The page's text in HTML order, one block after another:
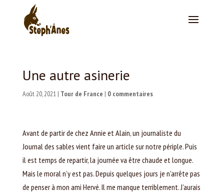
Une autre asinerie
Août 20, 2021| Tour de France | 0 commentaires
Avant de partir de chez Annie et Alain, un journaliste du
Journal des sables vient faire un article sur notre périple. Puis
il est temps de repartir, la journée va être chaude et longue.
Mais le moral n’y est pas. Depuis quelques jours je n’arrête pas
de penser à mon ami Hervé. Il me manque terriblement. J’aurais